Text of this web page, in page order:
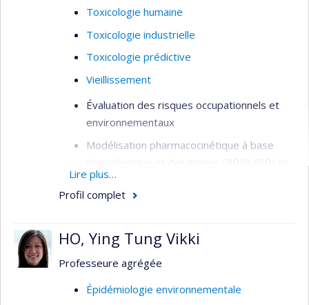
Toxicologie humaine
Toxicologie industrielle
Toxicologie prédictive
Vieillissement
Évaluation des risques occupationnels et
environnementaux
Modélisation pharmacocinétique à base
physiologique et dynamique (PBPK/PD) et
cellulaire
Études sur les modes d’action des
Toxicologie des nanoparticules
(nanotoxicologie et nanosécurité)
Lire plus…
Profil complet
HO, Ying Tung Vikki
Professeure agrégée
Épidémiologie environnementale